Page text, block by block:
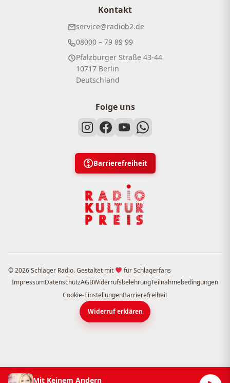
Kontakt
service@radiob2.de
08000 – 79 89 99
Pfalzburger Straße 43-44
10717 Berlin
Deutschland
Folge uns
Barrierefreiheit
© 2026 Schlager Radio. Gestaltet mit
für Schlagerfans
ImpressumDatenschutzAGBWiderrufsbelehrungTeilnahmebedingungen
Cookie-EinstellungenBarrierefreiheit
Widerruf erklären
Mit Keinem Andern